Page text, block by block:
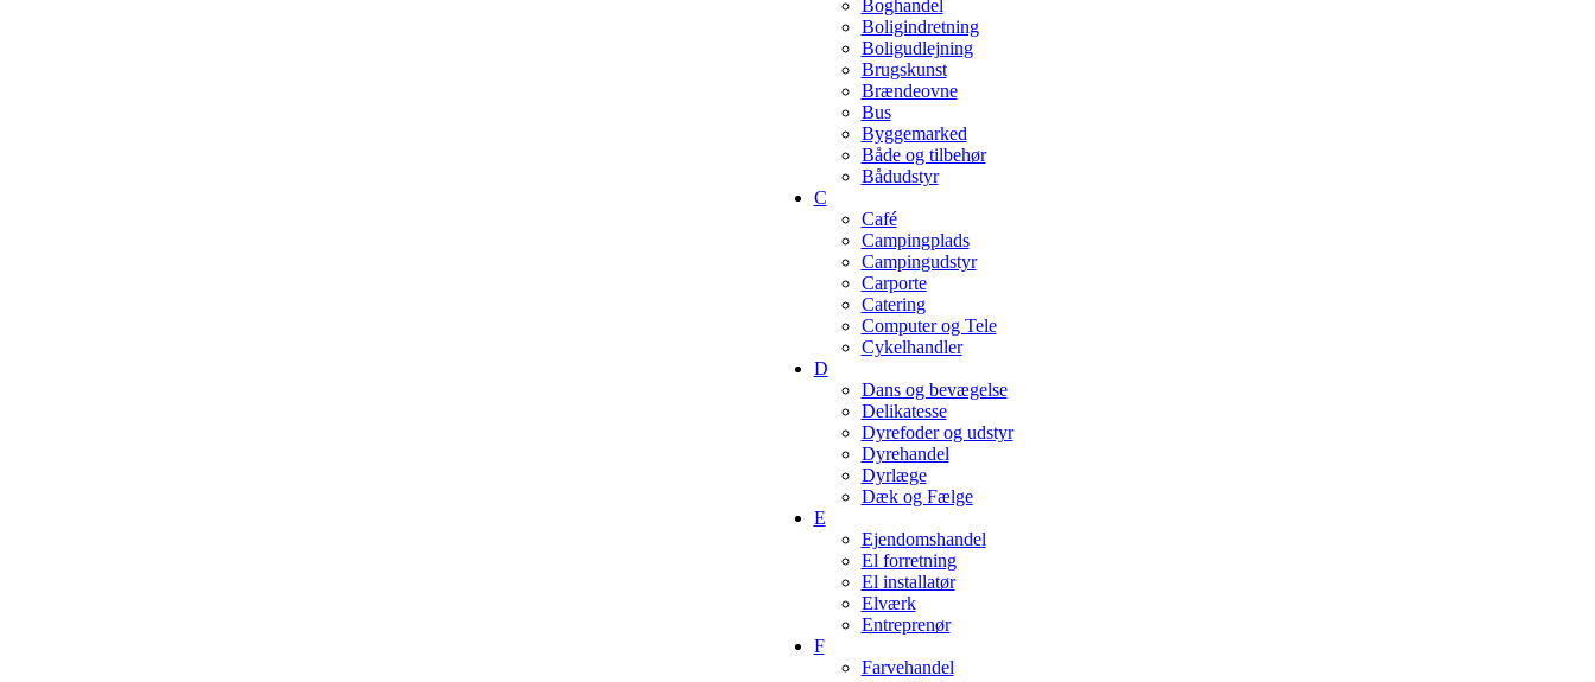
Boghandel
Boligindretning
Boligudlejning
Brugskunst
Brændeovne
Bus
Byggemarked
Både og tilbehør
Bådudstyr
C
Café
Campingplads
Campingudstyr
Carporte
Catering
Computer og Tele
Cykelhandler
D
Dans og bevægelse
Delikatesse
Dyrefoder og udstyr
Dyrehandel
Dyrlæge
Dæk og Fælge
E
Ejendomshandel
El forretning
El installatør
Elværk
Entreprenør
F
Farvehandel